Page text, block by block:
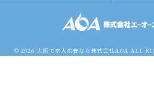
© 2026 大阪で求人広告なら株式会社AOA ALL